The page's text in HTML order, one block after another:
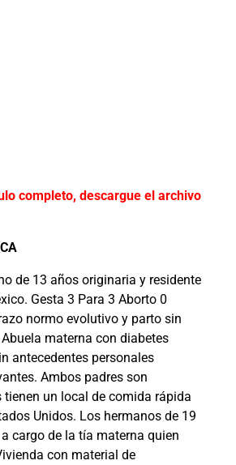
completo, descargue el archivo
de 13 años originaria y residente
Gesta 3 Para 3 Aborto 0
normo evolutivo y parto sin
materna con diabetes
antecedentes personales
Ambos padres son
un local de comida rápida
Unidos. Los hermanos de 19
cargo de la tía materna quien
con material de